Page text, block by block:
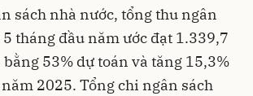
sách nhà nước, tổng thu ngân
tháng đầu năm ước đạt 1.339,7
53% dự toán và tăng 15,3%
2025. Tổng chi ngân sách